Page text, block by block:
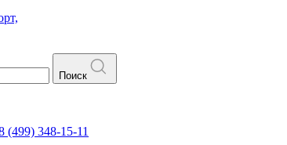
Поиск
(499) 348-15-11